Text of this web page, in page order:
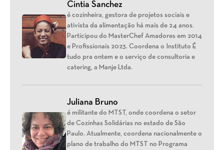
Cintia Sanchez
é cozinheira, gestora de projetos sociais e
ativista da alimentação há mais de 24 anos.
Participou do MasterChef Amadores em 2014
e Profissionais 2023. Coordena o Instituto É
tudo pra ontem e o serviço de consultoria e
catering, a Manje Ltda.
Juliana Bruno
é militante do MTST, onde coordena o setor
de Cozinhas Solidárias no estado de São
Paulo. Atualmente, coordena nacionalmente o
plano de trabalho do MTST no Programa